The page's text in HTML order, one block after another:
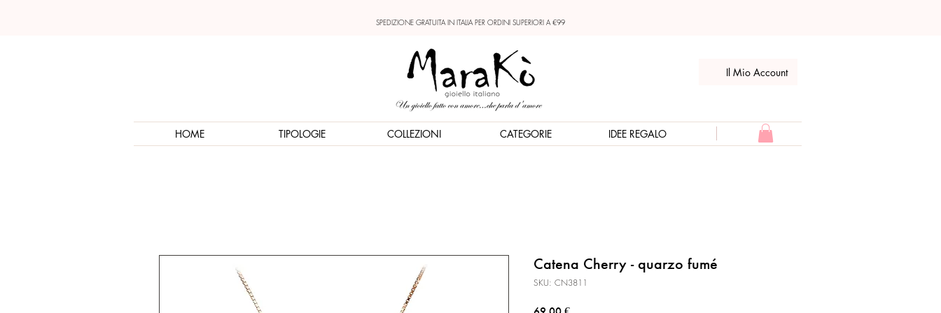
SPEDIZIONE GRATUITA IN ITALIA PER ORDINI SUPERIORI A €99
Il Mio Account
HOME TIPOLOGIE COLLEZIONI CATEGORIE IDEE REGALO
Catena Cherry - quarzo fumé
SKU: CN3811